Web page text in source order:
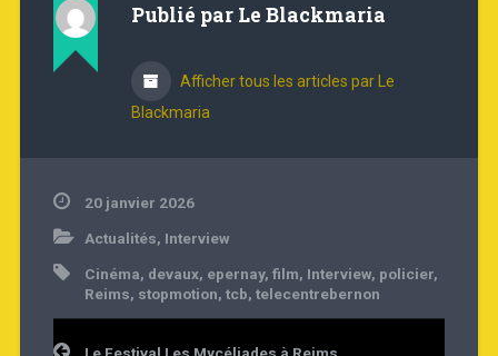
Publié par Le Blackmaria
Afficher tous les articles par Le
Blackmaria
20 janvier 2026
Actualités, Interview
Cinéma, devaux, epernay, film, Interview, policier,
Reims, stopmotion, tcb, telecentrebernon
Navigation